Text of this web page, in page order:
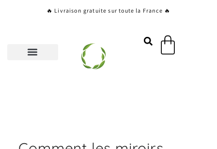
🔥 Livraison gratuite sur toute la France 🔥
Panier